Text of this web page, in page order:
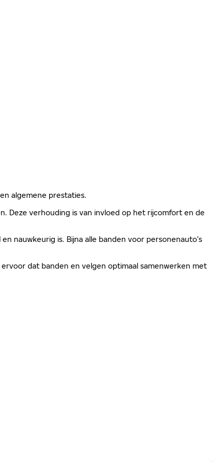
algemene prestaties.
Deze verhouding is van invloed op het rijcomfort en de
nauwkeurig is. Bijna alle banden voor personenauto’s
dat banden en velgen optimaal samenwerken met